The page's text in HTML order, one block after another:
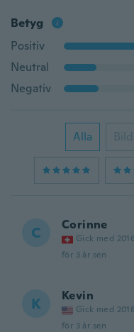
Betyg
Positiv
Neutral
Negativ
Alla Bild
C Corinne
Gick med 2016
för 3 år sen
K Kevin
Gick med 2018
för 3 år sen